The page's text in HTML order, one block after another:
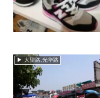
▶ 大望路,光华路